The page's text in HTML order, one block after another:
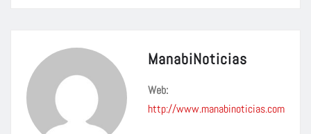
ManabiNoticias
Web:
http://www.manabinoticias.com